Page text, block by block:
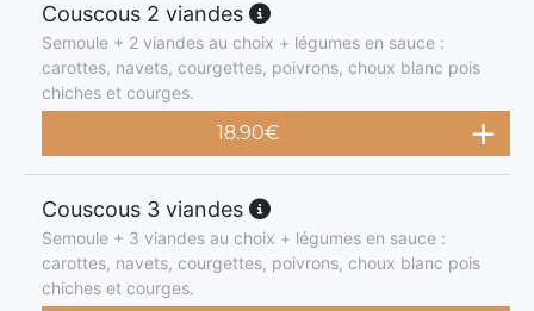
Couscous 2 viandes
Semoule + 2 viandes au choix + légumes en sauce :
carottes, navets, courgettes, poivrons, choux blanc pois
chiches et courges.
18.90€
Couscous 3 viandes
Semoule + 3 viandes au choix + légumes en sauce :
carottes, navets, courgettes, poivrons, choux blanc pois
chiches et courges.